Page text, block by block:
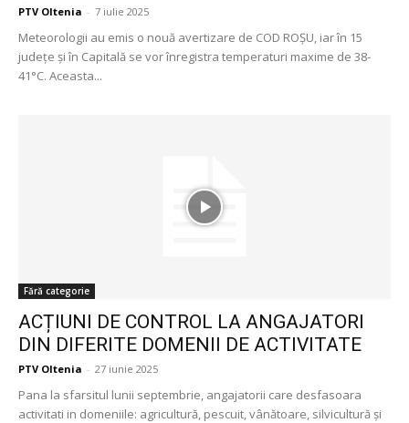
PTV Oltenia - 7 iulie 2025
Meteorologii au emis o nouă avertizare de COD ROȘU, iar în 15
județe și în Capitală se vor înregistra temperaturi maxime de 38-
41°C. Aceasta...
Fără categorie
ACȚIUNI DE CONTROL LA ANGAJATORI
DIN DIFERITE DOMENII DE ACTIVITATE
PTV Oltenia - 27 iunie 2025
Pana la sfarsitul lunii septembrie, angajatorii care desfasoara
activitati in domeniile: agricultură, pescuit, vânătoare, silvicultură şi